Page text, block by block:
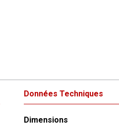
Données Techniques
Dimensions